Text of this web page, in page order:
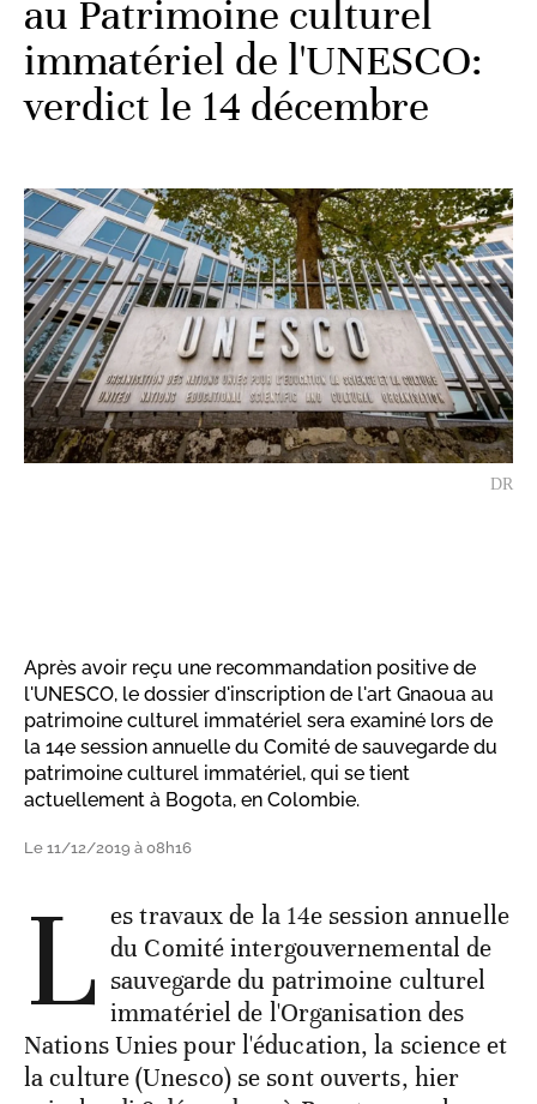
au Patrimoine culturel
immatériel de l'UNESCO:
verdict le 14 décembre
DR
Après avoir reçu une recommandation positive de
l'UNESCO, le dossier d'inscription de l'art Gnaoua au
patrimoine culturel immatériel sera examiné lors de
la 14e session annuelle du Comité de sauvegarde du
patrimoine culturel immatériel, qui se tient
actuellement à Bogota, en Colombie.
Le 11/12/2019 à 08h16
L es travaux de la 14e session annuelle
du Comité intergouvernemental de
sauvegarde du patrimoine culturel
immatériel de l'Organisation des
Nations Unies pour l'éducation, la science et
la culture (Unesco) se sont ouverts, hier